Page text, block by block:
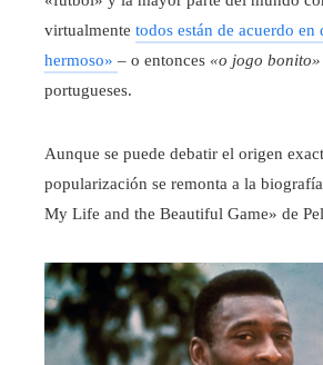
virtualmente todos están de acuerdo en
hermoso» – o entonces «o jogo bonito»
portugueses.
Aunque se puede debatir el origen
popularización se remonta a la
My Life and the Beautiful Game» de